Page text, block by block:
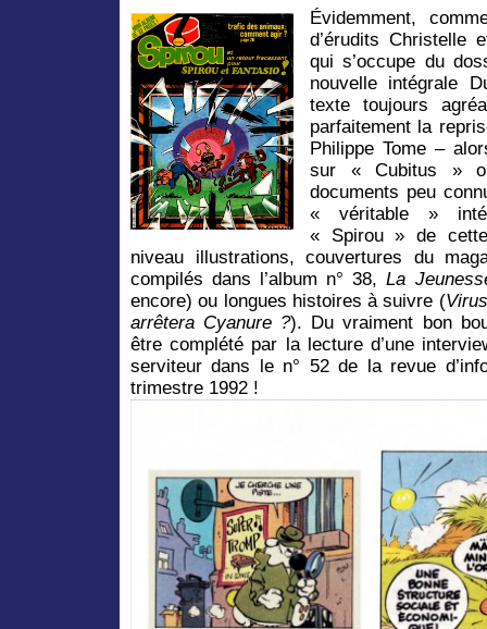
Évidemment,
d’érudits Christelle
qui s’occupe du
nouvelle intégrale
texte toujours
parfaitement la
Philippe Tome –
sur « Cubitus »
documents peu
« véritable »
« Spirou » de
niveau illustrations, couvertures du
compilés dans l’album n° 38,La
encore) ou longues histoires à suivre (Virus
arrêtera Cyanure ?). Du vraiment bon
être complété par la lecture d’une
serviteur dans le n° 52 de la revue
trimestre 1992 !